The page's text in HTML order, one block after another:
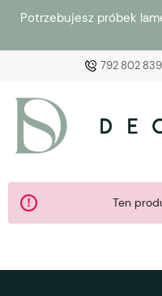
Potrzebujesz próbek
792 802 839
Ten